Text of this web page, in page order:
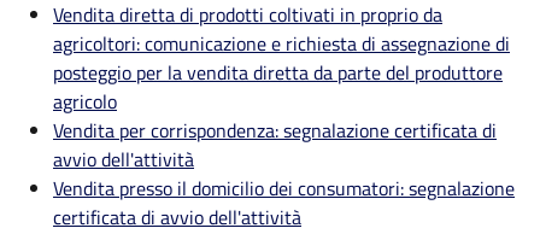
Vendita diretta di prodotti coltivati in proprio da
agricoltori: comunicazione e richiesta di assegnazione di
posteggio per la vendita diretta da parte del produttore
agricolo
Vendita per corrispondenza: segnalazione certificata di
avvio dell'attività
Vendita presso il domicilio dei consumatori: segnalazione
certificata di avvio dell'attività